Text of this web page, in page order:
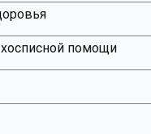
помощи